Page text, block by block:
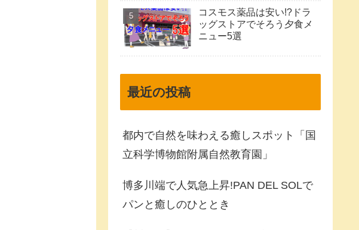
コスモス薬品は安い!?ドラ
ッグストアでそろう夕食メ
ニュー5選
最近の投稿
都内で自然を味わえる癒しスポット「国
立科学博物館附属自然教育園」
博多川端で人気急上昇!PAN DEL SOLで
パンと癒しのひととき